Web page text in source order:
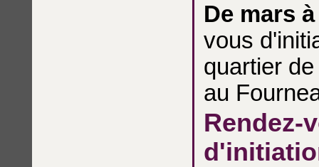
De mars
vous
quartier
au
Rendez-